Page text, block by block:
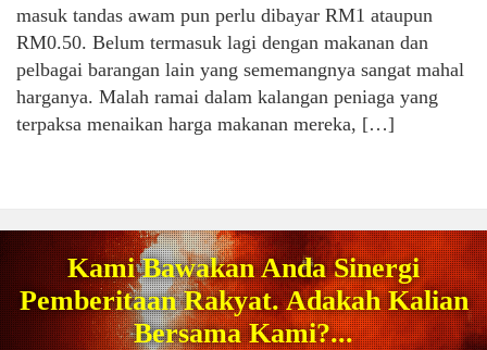
masuk tandas awam pun perlu dibayar RM1 ataupun
RM0.50. Belum termasuk lagi dengan makanan dan
pelbagai barangan lain yang sememangnya sangat mahal
harganya. Malah ramai dalam kalangan peniaga yang
terpaksa menaikan harga makanan mereka, […]
Kami Bawakan Anda Sinergi
Pemberitaan Rakyat. Adakah Kalian
Bersama Kami?...